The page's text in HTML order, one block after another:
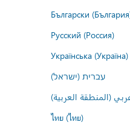
Български
Русский (Россия)
Українська (Україна)
עברית (ישראל)
(المنطقة العربية)
ไทย (ไทย)